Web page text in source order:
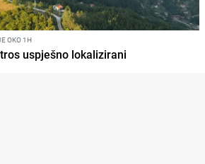
OKO 1H
uspješno lokalizirani